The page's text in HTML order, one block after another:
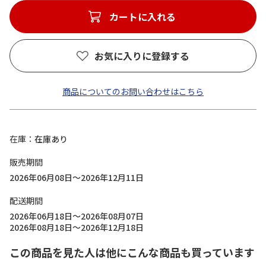
カートに入れる
お気に入りに登録する
商品についてのお問い合わせはこちら
在庫
在庫あり
販売期間
2026年06月08日～2026年12月11日
配送期間
2026年06月18日～2026年08月07日
2026年08月18日～2026年12月18日
この商品を見た人は他にこんな商品も買っています